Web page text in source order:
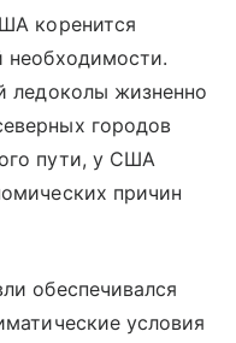
коренится
необходимости.
ледоколы жизненно
городов
пути, у США
причин
обеспечивался
условия